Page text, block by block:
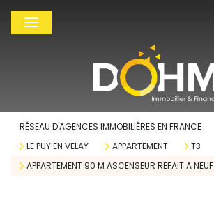
RÉSEAU D'AGENCES IMMOBILIÈRES EN FRANCE
LE PUY EN VELAY
APPARTEMENT
T3
APPARTEMENT 90 M ASCENSEUR REFAIT A NEUF